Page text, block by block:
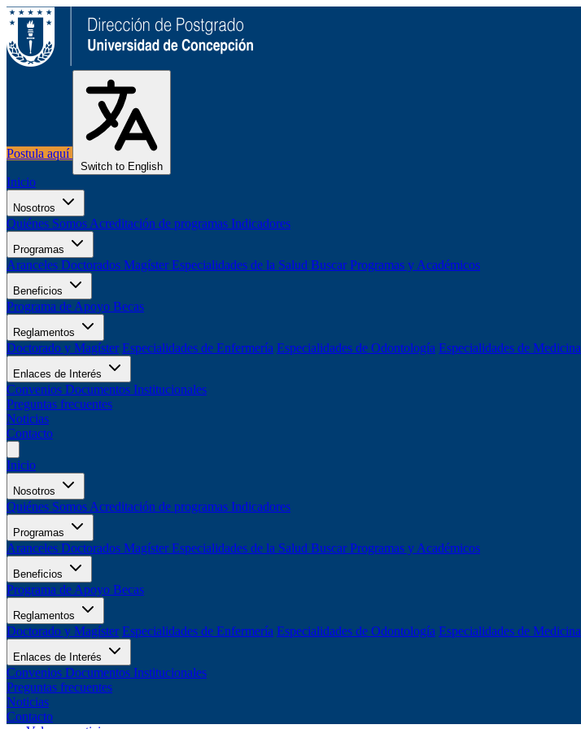
Postula aquí
Switch to English
Inicio
Nosotros
Quiénes Somos Acreditación de programas Indicadores
Programas
Aranceles Doctorados Magíster Especialidades de la Salud Buscar Programas y Académicos
Beneficios
Programa de Apoyo Becas
Reglamentos
Doctorado y Magíster Especialidades de Enfermería Especialidades de Odontología Especialidades de Medicina
Enlaces de Interés
Convenios Documentos Institucionales
Preguntas frecuentes
Noticias
Contacto
Inicio
Nosotros
Quiénes Somos Acreditación de programas Indicadores
Programas
Aranceles Doctorados Magíster Especialidades de la Salud Buscar Programas y Académicos
Beneficios
Programa de Apoyo Becas
Reglamentos
Doctorado y Magíster Especialidades de Enfermería Especialidades de Odontología Especialidades de Medicina
Enlaces de Interés
Convenios Documentos Institucionales
Preguntas frecuentes
Noticias
Contacto